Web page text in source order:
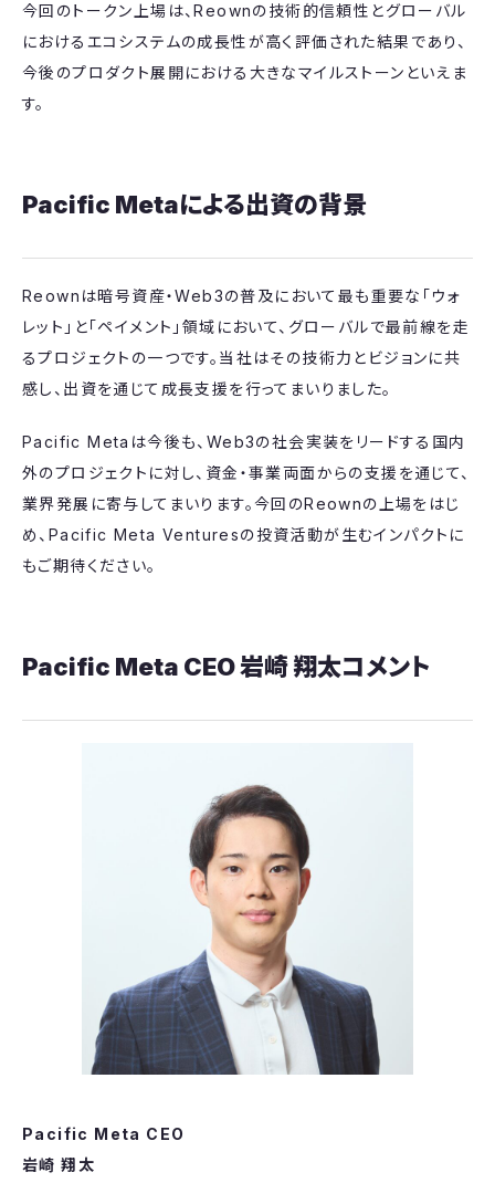
今回のトークン上場は、Reownの技術的信頼性とグローバル
におけるエコシステムの成長性が高く評価された結果であり、
今後のプロダクト展開における大きなマイルストーンといえま
す。
Pacific Metaによる出資の背景
Reownは暗号資産・Web3の普及において最も重要な「ウォ
レット」と「ペイメント」領域において、グローバルで最前線を走
るプロジェクトの一つです。当社はその技術力とビジョンに共
感し、出資を通じて成長支援を行ってまいりました。
Pacific Metaは今後も、Web3の社会実装をリードする国内
外のプロジェクトに対し、資金・事業両面からの支援を通じて、
業界発展に寄与してまいります。今回のReownの上場をはじ
め、Pacific Meta Venturesの投資活動が生むインパクトに
もご期待ください。
Pacific Meta CEO 岩崎 翔太コメント
Pacific Meta CEO
岩崎 翔太